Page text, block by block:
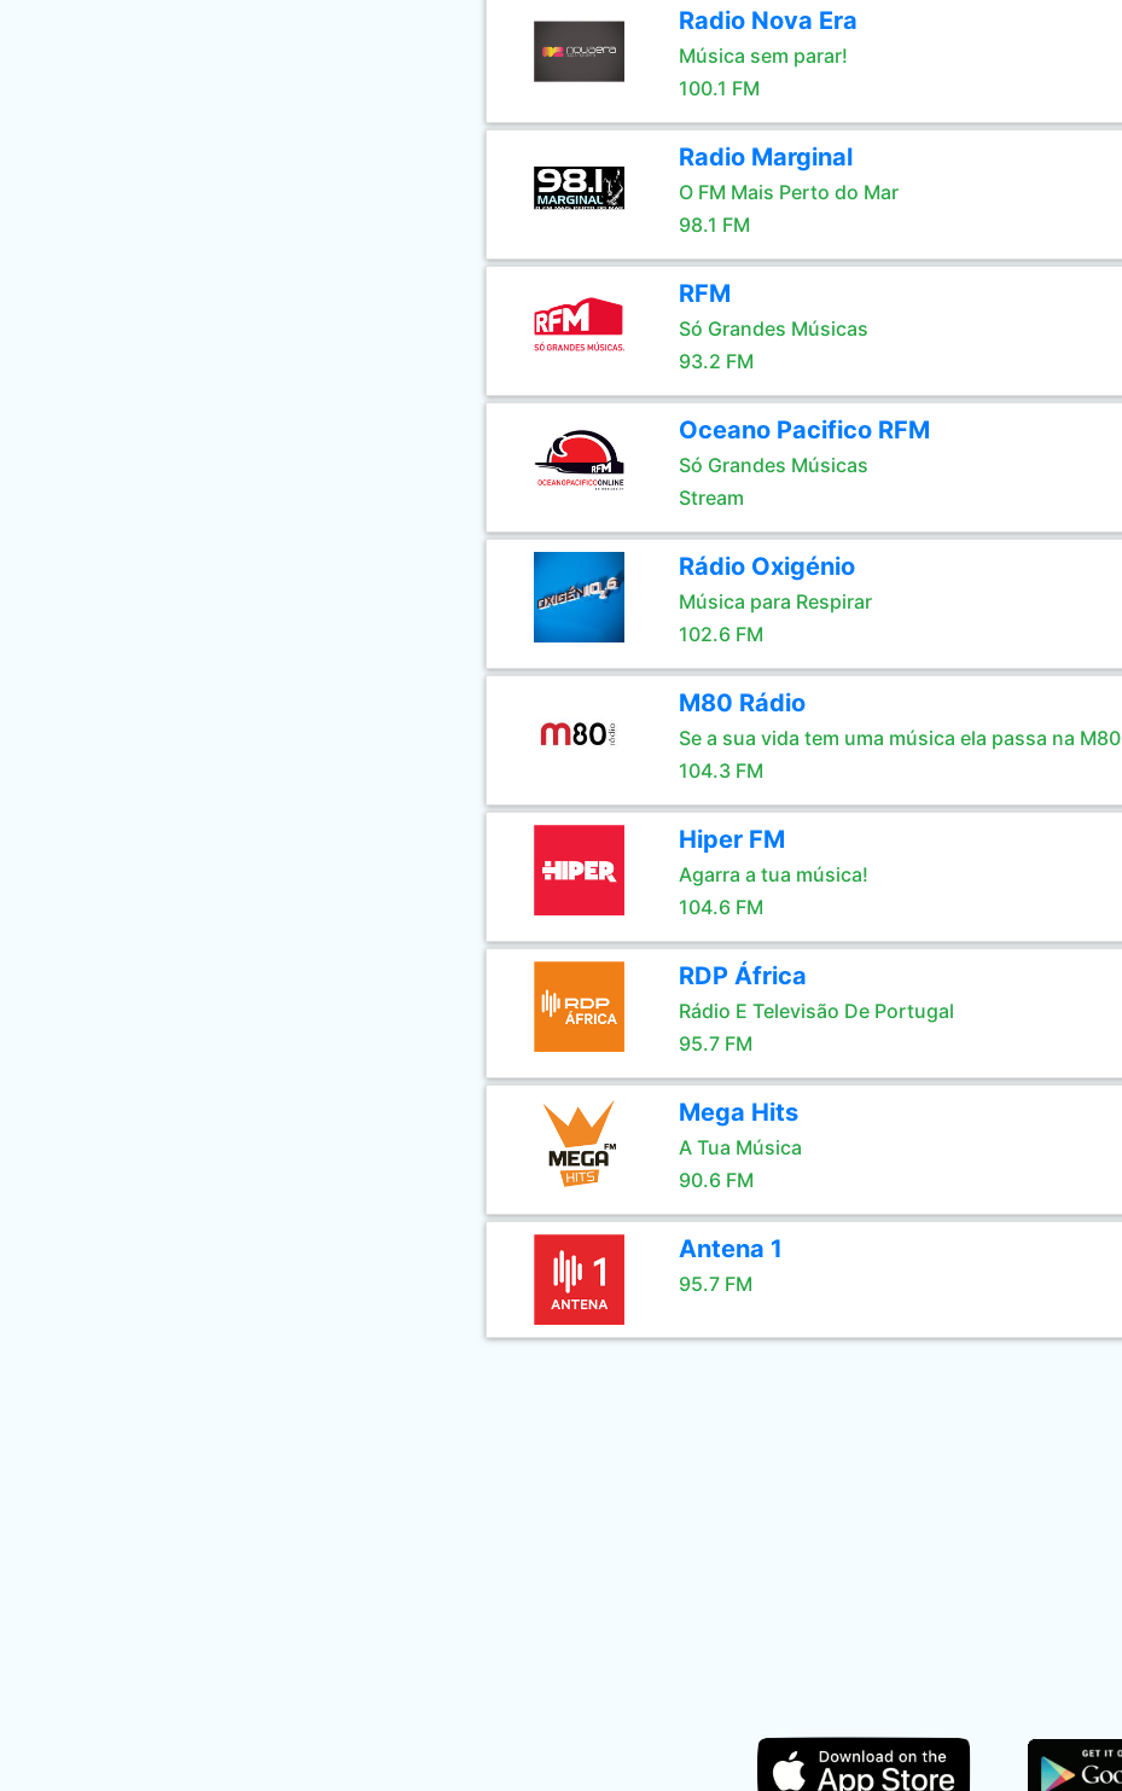
Radio Nova Era
Música sem parar!
100.1 FM
Radio Marginal
O FM Mais Perto do Mar
98.1 FM
RFM
Só Grandes Músicas
93.2 FM
Oceano Pacifico RFM
Só Grandes Músicas
Stream
Rádio Oxigénio
Música para Respirar
102.6 FM
M80 Rádio
Se a sua vida tem uma música ela passa na M80
104.3 FM
Hiper FM
Agarra a tua música!
104.6 FM
RDP África
Rádio E Televisão De Portugal
95.7 FM
Mega Hits
A Tua Música
90.6 FM
Antena 1
95.7 FM